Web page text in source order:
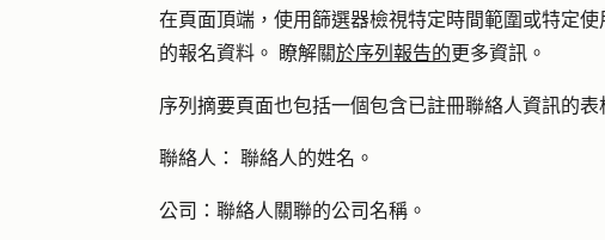
在頁面頂端，使用篩選器檢視特定時間範圍或特定使
的報名資料。
瞭解關於序列報告的更多資訊。
序列摘要頁面也包括一個包含已註冊聯絡人資訊的表
聯絡人： 聯絡人的姓名。
公司： 聯絡人關聯的公司名稱。